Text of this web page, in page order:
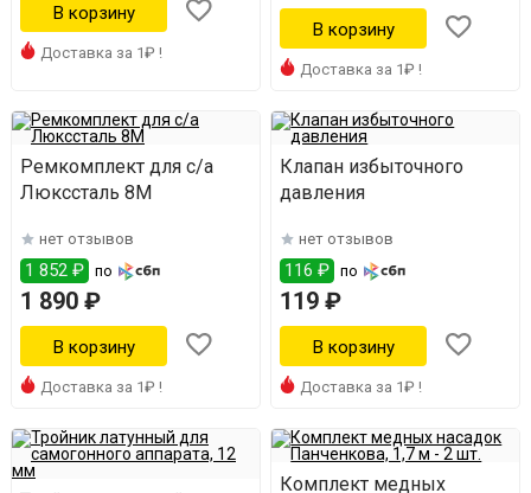
Доставка за 1₽ !
Доставка за 1₽ !
Ремкомплект для с/а
Люкссталь 8М
нет отзывов
1 852 ₽ по
1 890 ₽
Доставка за 1₽ !
Клапан избыточного
давления
нет отзывов
116 ₽ по
119 ₽
Доставка за 1₽ !
Комплект медных